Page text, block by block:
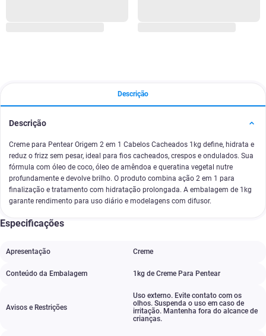
Descrição
Descrição
Creme para Pentear Origem 2 em 1 Cabelos Cacheados 1kg define, hidrata e
reduz o frizz sem pesar, ideal para fios cacheados, crespos e ondulados. Sua
fórmula com óleo de coco, óleo de amêndoa e queratina vegetal nutre
profundamente e devolve brilho. O produto combina ação 2 em 1 para
finalização e tratamento com hidratação prolongada. A embalagem de 1kg
garante rendimento para uso diário e modelagens com difusor.
Especificações
Apresentação Creme
Conteúdo da Embalagem 1kg de Creme Para Pentear
Avisos e Restrições
Uso externo. Evite contato com os
olhos. Suspenda o uso em caso de
irritação. Mantenha fora do alcance de
crianças.